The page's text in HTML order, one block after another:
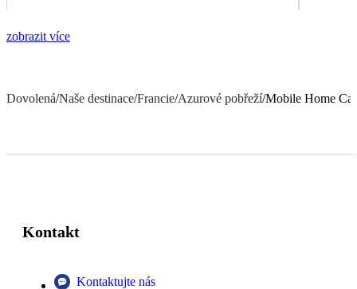
zobrazit více
Dovolená/Naše destinace/Francie/Azurové pobřeží/Mobile Home
Kontakt
Kontaktujte nás